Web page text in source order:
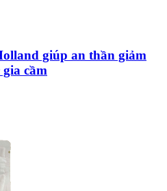
giúp an thần giảm
gia cầm